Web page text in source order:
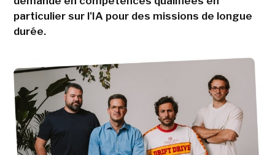
particulier sur l'IA pour des missions de longue
durée.